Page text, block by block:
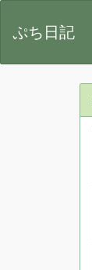
ぷち日記